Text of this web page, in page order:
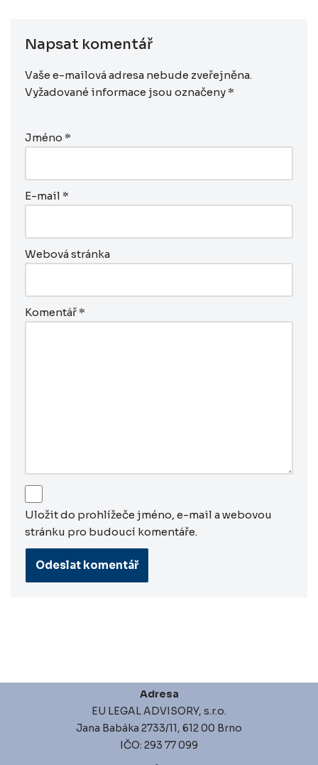
Napsat komentář
Vaše e-mailová adresa nebude zveřejněna.
Vyžadované informace jsou označeny *
Jméno *
E-mail *
Webová stránka
Komentář *
Uložit do prohlížeče jméno, e-mail a webovou
stránku pro budoucí komentáře.
Adresa
EU LEGAL ADVISORY, s.r.o.
Jana Babáka 2733/11, 612 00 Brno
IČO: 293 77 099